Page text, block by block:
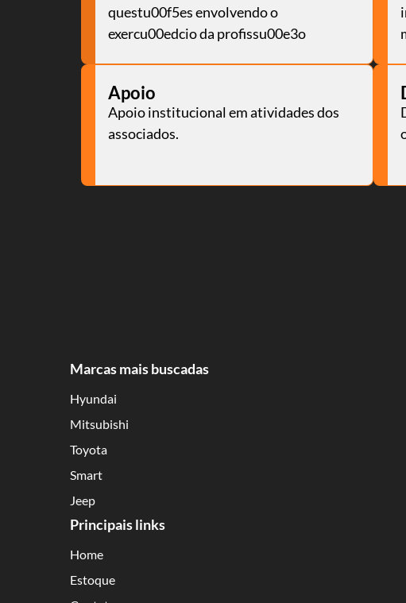
Tamanho do
questu00f5es envolvendo o
exercu00edcio da profissu00e3o
Apoio
Apoio institucional em atividades dos
associados.
Marcas mais buscadas
Hyundai
Mitsubishi
Toyota
Smart
Jeep
Principais links
Home
Estoque